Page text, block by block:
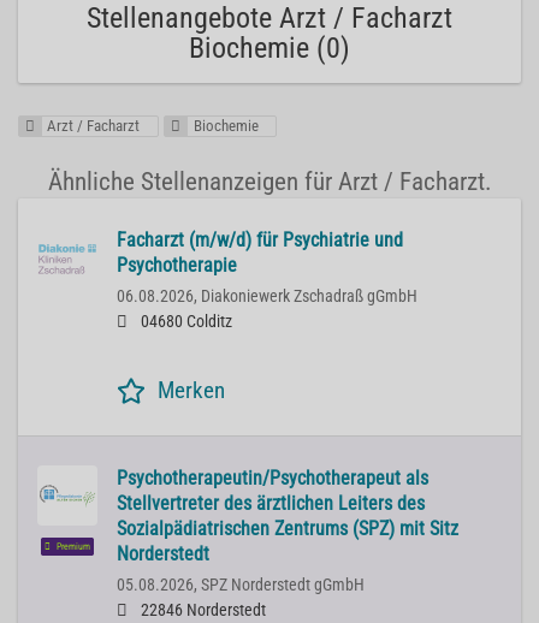
Stellenangebote Arzt / Facharzt
Biochemie (0)
Arzt / Facharzt Biochemie
Ähnliche Stellenanzeigen für Arzt / Facharzt.
Facharzt (m/w/d) für Psychiatrie und
Psychotherapie
06.08.2026, Diakoniewerk Zschadraß gGmbH
04680 Colditz
Merken
Premium
Psychotherapeutin/Psychotherapeut als
Stellvertreter des ärztlichen Leiters des
Sozialpädiatrischen Zentrums (SPZ) mit Sitz
Norderstedt
05.08.2026, SPZ Norderstedt gGmbH
22846 Norderstedt